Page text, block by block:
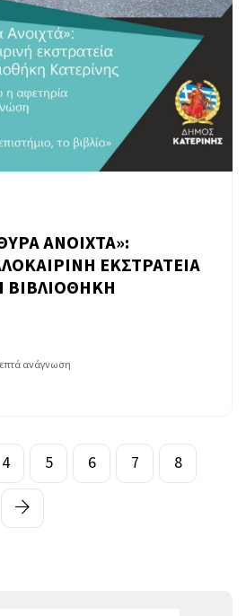
ΑΝΟΙΧΤΑ»:
ΕΚΣΤΡΑΤΕΙΑ
ανάγνωση
4 5 6 7
8